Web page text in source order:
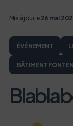
Mis à jour le26 mai
ÉVÉNEMENT
BÂTIMENT